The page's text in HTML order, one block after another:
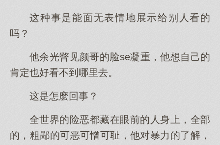
这种事是能面无表情地展示给别人看的
吗？
他余光瞥见颜哥的脸se凝重，他想自己的
肯定也好看不到哪里去。
这是怎麽回事？
全世界的险恶都藏在眼前的人身上，全部
的，粗鄙的可恶可憎可耻，他对暴力的了解，